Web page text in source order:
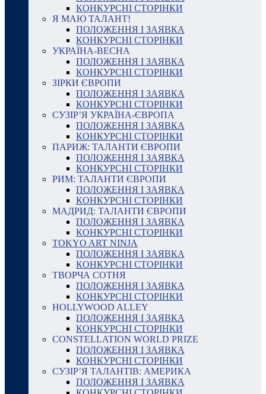
КОНКУРСНІ СТОРІНКИ
Я МАЮ ТАЛАНТ!
ПОЛОЖЕННЯ І ЗАЯВКА
КОНКУРСНІ СТОРІНКИ
УКРАЇНА-ВЕСНА
ПОЛОЖЕННЯ І ЗАЯВКА
КОНКУРСНІ СТОРІНКИ
ЗІРКИ ЄВРОПИ
ПОЛОЖЕННЯ І ЗАЯВКА
КОНКУРСНІ СТОРІНКИ
СУЗІР’Я УКРАЇНА-ЄВРОПА
ПОЛОЖЕННЯ І ЗАЯВКА
КОНКУРСНІ СТОРІНКИ
ПАРИЖ: ТАЛАНТИ ЄВРОПИ
ПОЛОЖЕННЯ І ЗАЯВКА
КОНКУРСНІ СТОРІНКИ
РИМ: ТАЛАНТИ ЄВРОПИ
ПОЛОЖЕННЯ І ЗАЯВКА
КОНКУРСНІ СТОРІНКИ
МАДРИД: ТАЛАНТИ ЄВРОПИ
ПОЛОЖЕННЯ І ЗАЯВКА
КОНКУРСНІ СТОРІНКИ
TOKYO ART NINJA
ПОЛОЖЕННЯ І ЗАЯВКА
КОНКУРСНІ СТОРІНКИ
ТВОРЧА СОТНЯ
ПОЛОЖЕННЯ І ЗАЯВКА
КОНКУРСНІ СТОРІНКИ
HOLLYWOOD ALLEY
ПОЛОЖЕННЯ І ЗАЯВКА
КОНКУРСНІ СТОРІНКИ
CONSTELLATION WORLD PRIZE
ПОЛОЖЕННЯ І ЗАЯВКА
КОНКУРСНІ СТОРІНКИ
СУЗІР’Я ТАЛАНТІВ: АМЕРИКА
ПОЛОЖЕННЯ І ЗАЯВКА